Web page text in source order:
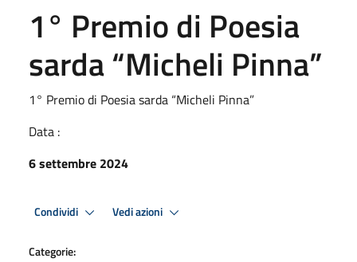
1° Premio di Poesia
sarda “Micheli Pinna”
1° Premio di Poesia sarda “Micheli Pinna”
Data :
6 settembre 2024
Condividi Vedi azioni
Categorie: